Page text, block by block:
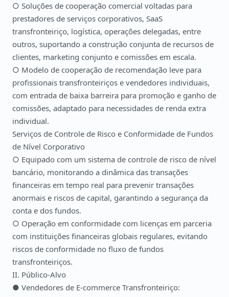
○ Soluções de cooperação comercial voltadas para
prestadores de serviços corporativos, SaaS
transfronteiriço, logística, operações delegadas, entre
outros, suportando a construção conjunta de recursos de
clientes, marketing conjunto e comissões em escala.
○ Modelo de cooperação de recomendação leve para
profissionais transfronteiriços e vendedores individuais,
com entrada de baixa barreira para promoção e ganho de
comissões, adaptado para necessidades de renda extra
individual.
Serviços de Controle de Risco e Conformidade de Fundos
de Nível Corporativo
○ Equipado com um sistema de controle de risco de nível
bancário, monitorando a dinâmica das transações
financeiras em tempo real para prevenir transações
anormais e riscos de capital, garantindo a segurança da
conta e dos fundos.
○ Operação em conformidade com licenças em parceria
com instituições financeiras globais regulares, evitando
riscos de conformidade no fluxo de fundos
transfronteiriços.
II. Público-Alvo
● Vendedores de E-commerce Transfronteiriço: